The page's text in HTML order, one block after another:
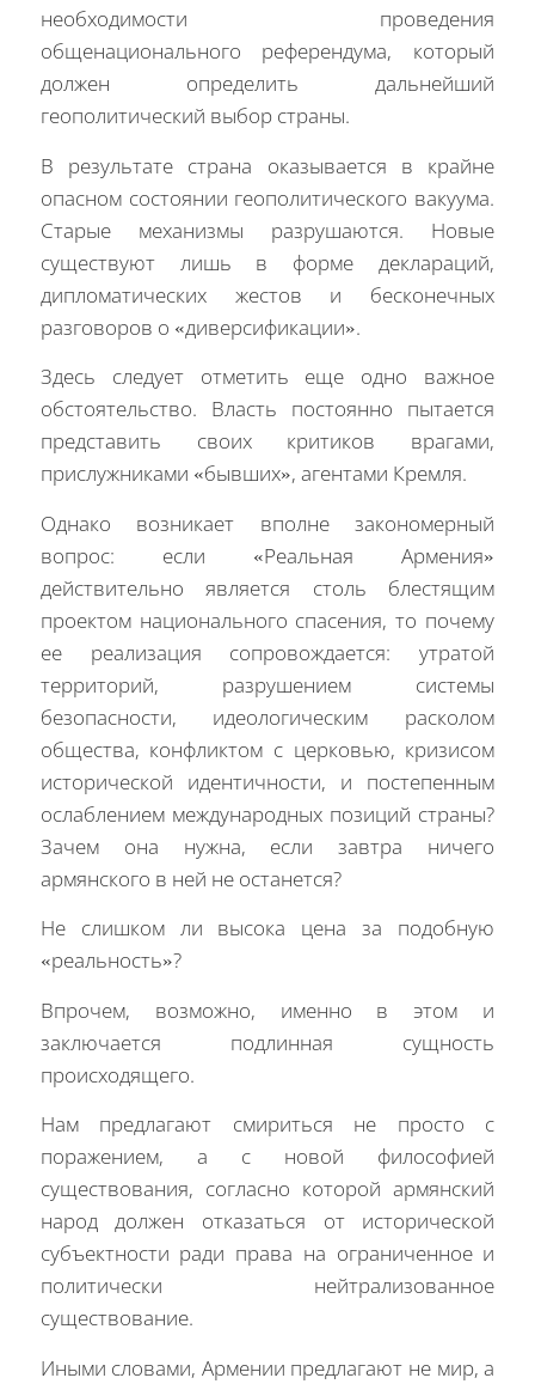
необходимости проведения
общенационального референдума, который
должен определить дальнейший
геополитический выбор страны.
В результате страна оказывается в крайне
опасном состоянии геополитического вакуума.
Старые механизмы разрушаются. Новые
существуют лишь в форме деклараций,
дипломатических жестов и бесконечных
разговоров о «диверсификации».
Здесь следует отметить еще одно важное
обстоятельство. Власть постоянно пытается
представить своих критиков врагами,
прислужниками «бывших», агентами Кремля.
Однако возникает вполне закономерный
вопрос: если «Реальная Армения»
действительно является столь блестящим
проектом национального спасения, то почему
ее реализация сопровождается: утратой
территорий, разрушением системы
безопасности, идеологическим расколом
общества, конфликтом с церковью, кризисом
исторической идентичности, и постепенным
ослаблением международных позиций страны?
Зачем она нужна, если завтра ничего
армянского в ней не останется?
Не слишком ли высока цена за подобную
«реальность»?
Впрочем, возможно, именно в этом и
заключается подлинная сущность
происходящего.
Нам предлагают смириться не просто с
поражением, а с новой философией
существования, согласно которой армянский
народ должен отказаться от исторической
субъектности ради права на ограниченное и
политически нейтрализованное
существование.
Иными словами, Армении предлагают не мир, а